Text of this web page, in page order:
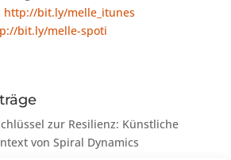
http://bit.ly/melle_itunes
bit.ly/melle-spoti
zur Resilienz: Künstliche
von Spiral Dynamics